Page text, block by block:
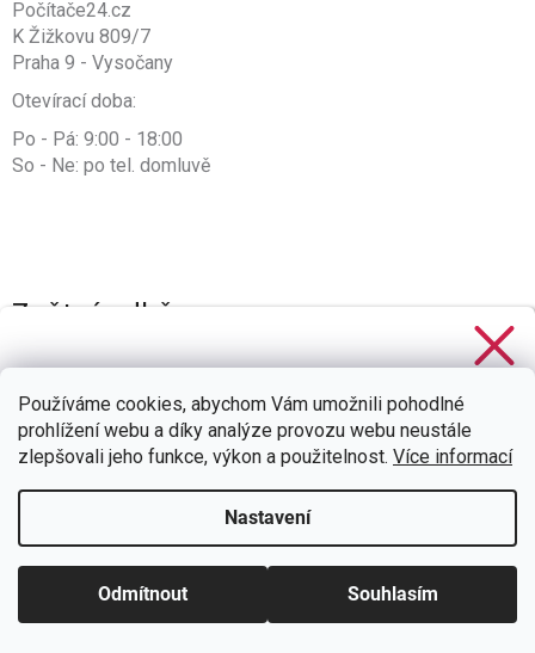
Používáme cookies, abychom Vám umožnili pohodlné
prohlížení webu a díky analýze provozu webu neustále
zlepšovali jeho funkce, výkon a použitelnost. Více informací
Nastavení
Odmítnout Souhlasím
Počítače24.cz
K Žižkovu 809/7
Praha 9 - Vysočany
Otevírací doba:
Po - Pá: 9:00 - 18:00
So - Ne: po tel. domluvě
Zpětný odběr
Zjistit více →
na 300,- Kč je Váš!
CHCI SLEVU
Zásady zpracování osobních údajů